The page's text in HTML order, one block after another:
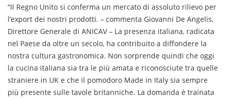
“Il Regno Unito si conferma un mercato di assoluto rilievo per
l’export dei nostri prodotti. – commenta Giovanni De Angelis,
Direttore Generale di ANICAV – La presenza italiana, radicata
nel Paese da oltre un secolo, ha contribuito a diffondere la
nostra cultura gastronomica. Non sorprende quindi che oggi
la cucina italiana sia tra le più amata e riconosciute tra quelle
straniere in UK e che il pomodoro Made in Italy sia sempre
più presente sulle tavole britanniche. La domanda è trainata